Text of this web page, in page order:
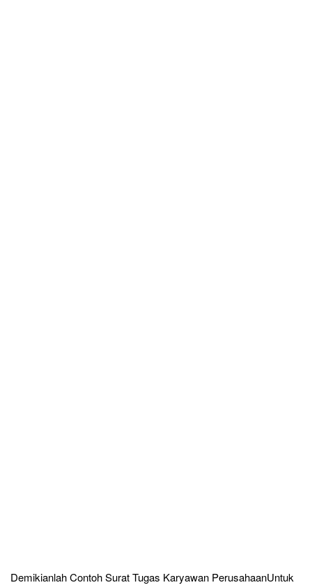
Demikianlah Contoh Surat Tugas Karyawan PerusahaanUntuk